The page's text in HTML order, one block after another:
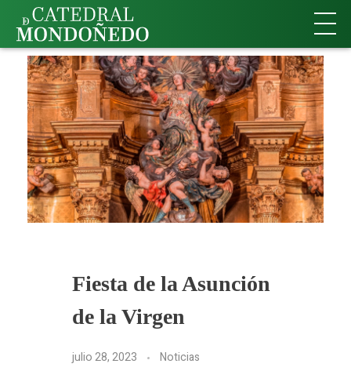
Fiesta de la Asunción
de la Virgen
julio 28, 2023 Noticias